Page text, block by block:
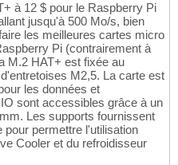
à 12 $ pour le Raspberry Pi
jusqu'à 500 Mo/s, bien
les meilleures cartes micro
Pi (contrairement à
M.2 HAT+ est fixée au
M2,5. La carte est
les données et
sont accessibles grâce à un
Les supports fournissent
permettre l'utilisation
Cooler et du refroidisseur